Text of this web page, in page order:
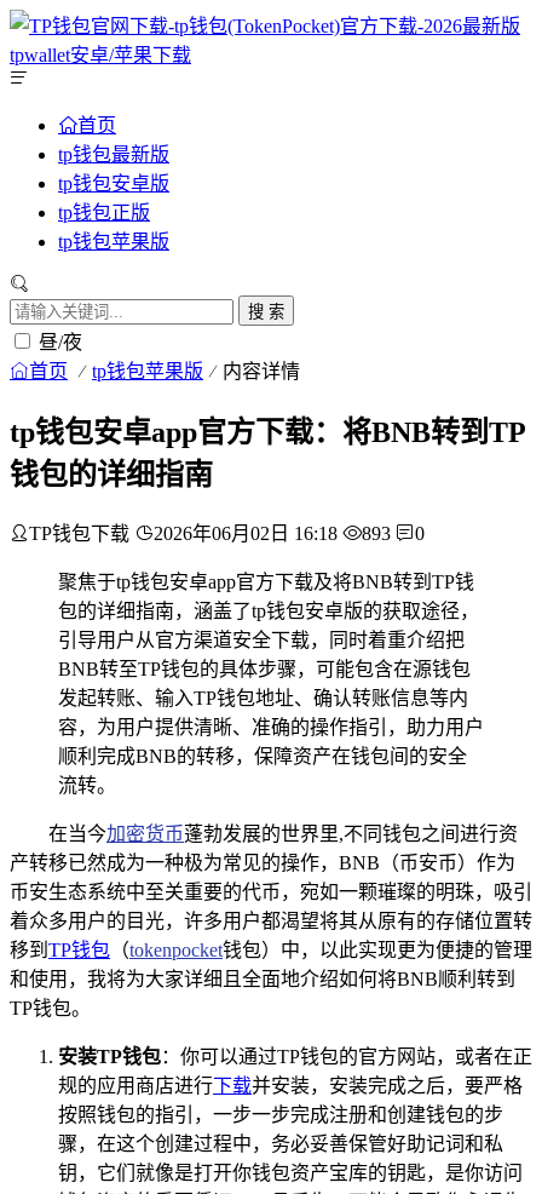
首页
tp钱包最新版
tp钱包安卓版
tp钱包正版
tp钱包苹果版
搜 索
昼/夜
首页 tp钱包苹果版 内容详情
tp钱包安卓app官方下载：将BNB转到TP
钱包的详细指南
TP钱包下载 2026年06月02日 16:18 893 0
聚焦于tp钱包安卓app官方下载及将BNB转到TP钱
包的详细指南，涵盖了tp钱包安卓版的获取途径，
引导用户从官方渠道安全下载，同时着重介绍把
BNB转至TP钱包的具体步骤，可能包含在源钱包
发起转账、输入TP钱包地址、确认转账信息等内
容，为用户提供清晰、准确的操作指引，助力用户
顺利完成BNB的转移，保障资产在钱包间的安全
流转。
在当今加密货币蓬勃发展的世界里,不同钱包之间进行资
产转移已然成为一种极为常见的操作，BNB（币安币）作为
币安生态系统中至关重要的代币，宛如一颗璀璨的明珠，吸引
着众多用户的目光，许多用户都渴望将其从原有的存储位置转
移到 TP钱包 （tokenpocket钱包）中，以此实现更为便捷的管理
和使用，我将为大家详细且全面地介绍如何将BNB顺利转到
TP钱包。
安装TP钱包：你可以通过TP钱包的官方网站，或者在正
规的应用商店进行下载并安装，安装完成之后，要严格
按照钱包的指引，一步一步完成注册和创建钱包的步
骤，在这个创建过程中，务必妥善保管好助记词和私
钥，它们就像是打开你钱包资产宝库的钥匙，是你访问